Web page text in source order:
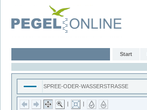
Start
SPREE-ODER-WASSERSTRASSE
| |